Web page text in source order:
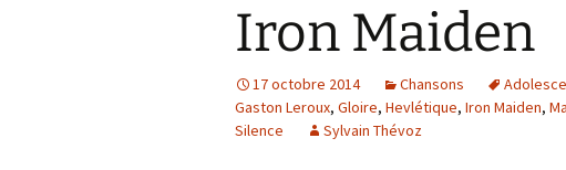
Iron Maiden
17 octobre 2014 Chansons
Gaston Leroux, Gloire, Hevlétique, Iron Maiden,
Silence
Sylvain Thévoz